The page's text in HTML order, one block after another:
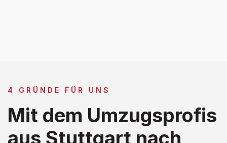
4 GRÜNDE FÜR UNS
Mit dem Umzugsprofis
aus Stuttgart nach